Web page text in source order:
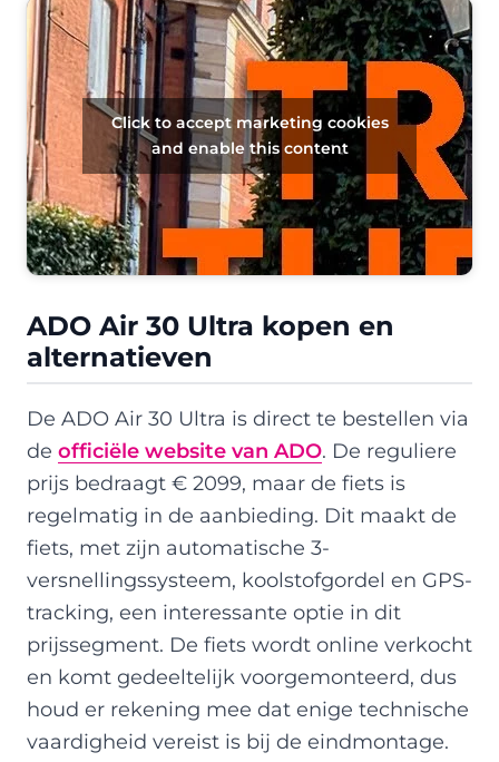
Click to accept marketing cookies
and enable this content
ADO Air 30 Ultra kopen en
alternatieven
De ADO Air 30 Ultra is direct te bestellen via
de officiële website van ADO. De reguliere
prijs bedraagt € 2099, maar de fiets is
regelmatig in de aanbieding. Dit maakt de
fiets, met zijn automatische 3-
versnellingssysteem, koolstofgordel en GPS-
tracking, een interessante optie in dit
prijssegment. De fiets wordt online verkocht
en komt gedeeltelijk voorgemonteerd, dus
houd er rekening mee dat enige technische
vaardigheid vereist is bij de eindmontage.